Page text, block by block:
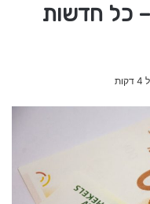
יום שישי 13 יוני 2025 – כל חדשות